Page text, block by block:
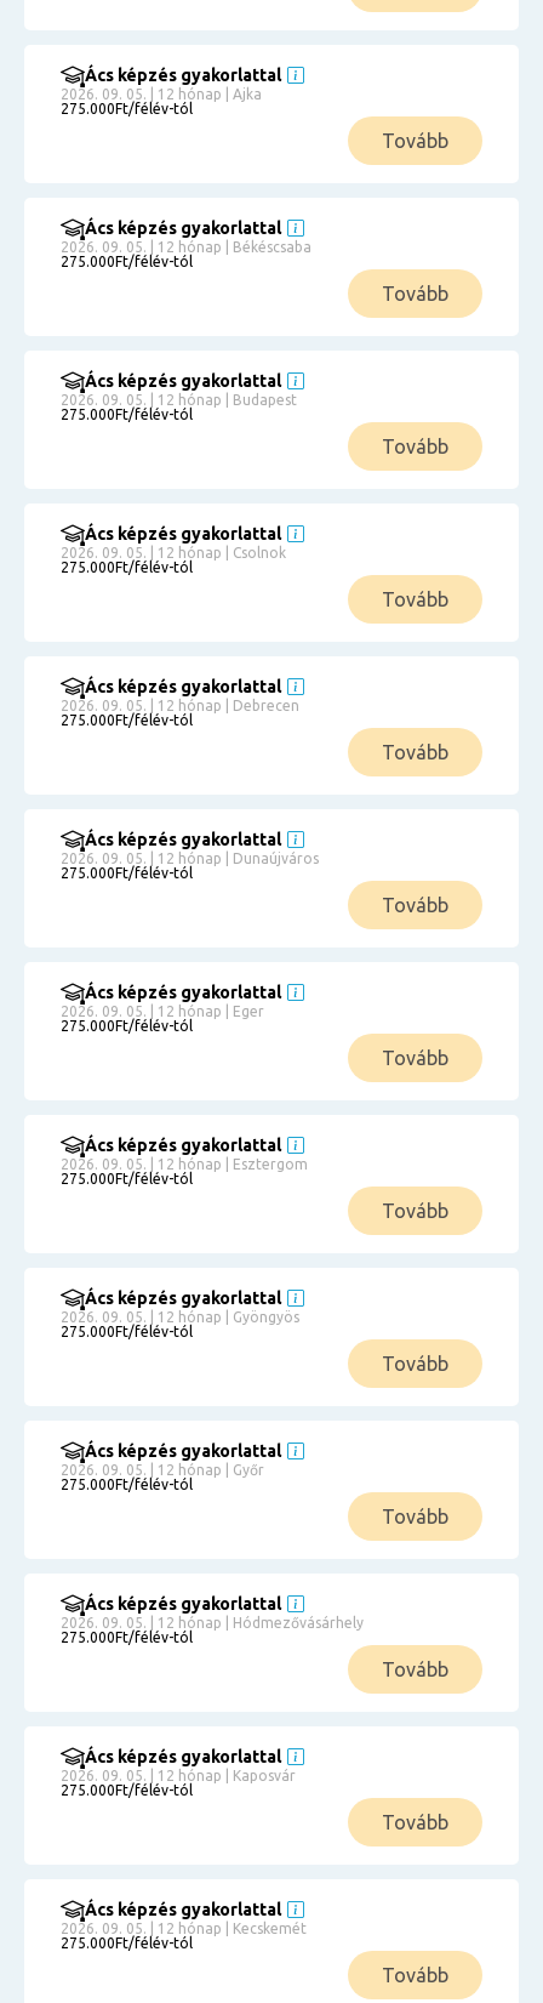
Ács képzés gyakorlattal
2026. 09. 05. | 12 hónap | Ajka
275.000Ft/félév-tól
Tovább
Ács képzés gyakorlattal
2026. 09. 05. | 12 hónap | Békéscsaba
275.000Ft/félév-tól
Tovább
Ács képzés gyakorlattal
2026. 09. 05. | 12 hónap | Budapest
275.000Ft/félév-tól
Tovább
Ács képzés gyakorlattal
2026. 09. 05. | 12 hónap | Csolnok
275.000Ft/félév-tól
Tovább
Ács képzés gyakorlattal
2026. 09. 05. | 12 hónap | Debrecen
275.000Ft/félév-tól
Tovább
Ács képzés gyakorlattal
2026. 09. 05. | 12 hónap | Dunaújváros
275.000Ft/félév-tól
Tovább
Ács képzés gyakorlattal
2026. 09. 05. | 12 hónap | Eger
275.000Ft/félév-tól
Tovább
Ács képzés gyakorlattal
2026. 09. 05. | 12 hónap | Esztergom
275.000Ft/félév-tól
Tovább
Ács képzés gyakorlattal
2026. 09. 05. | 12 hónap | Gyöngyös
275.000Ft/félév-tól
Tovább
Ács képzés gyakorlattal
2026. 09. 05. | 12 hónap | Győr
275.000Ft/félév-tól
Tovább
Ács képzés gyakorlattal
2026. 09. 05. | 12 hónap | Hódmezővásárhely
275.000Ft/félév-tól
Tovább
Ács képzés gyakorlattal
2026. 09. 05. | 12 hónap | Kaposvár
275.000Ft/félév-tól
Tovább
Ács képzés gyakorlattal
2026. 09. 05. | 12 hónap | Kecskemét
275.000Ft/félév-tól
Tovább